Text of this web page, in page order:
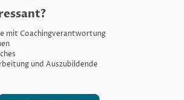
mit Coachingverantwortung
und Auszubildende